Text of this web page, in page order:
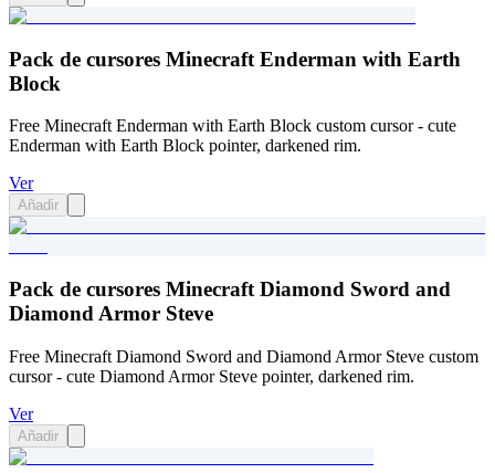
Pack de cursores Minecraft Enderman with Earth
Block
Free Minecraft Enderman with Earth Block custom cursor - cute
Enderman with Earth Block pointer, darkened rim.
Ver
Añadir
Pack de cursores Minecraft Diamond Sword and
Diamond Armor Steve
Free Minecraft Diamond Sword and Diamond Armor Steve custom
cursor - cute Diamond Armor Steve pointer, darkened rim.
Ver
Añadir